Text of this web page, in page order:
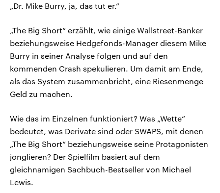
„Dr. Mike Burry, ja, das tut er.“
„The Big Short“ erzählt, wie einige Wallstreet-Banker
beziehungsweise Hedgefonds-Manager diesem Mike
Burry in seiner Analyse folgen und auf den
kommenden Crash spekulieren. Um damit am Ende,
als das System zusammenbricht, eine Riesenmenge
Geld zu machen.
Wie das im Einzelnen funktioniert? Was „Wette“
bedeutet, was Derivate sind oder SWAPS, mit denen
„The Big Short“ beziehungsweise seine Protagonisten
jonglieren? Der Spielfilm basiert auf dem
gleichnamigen Sachbuch-Bestseller von Michael
Lewis.